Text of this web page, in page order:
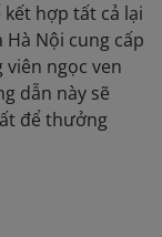
hợp tất cả lại
Nội cung cấp
ngọc ven
dẫn này sẽ
để thưởng